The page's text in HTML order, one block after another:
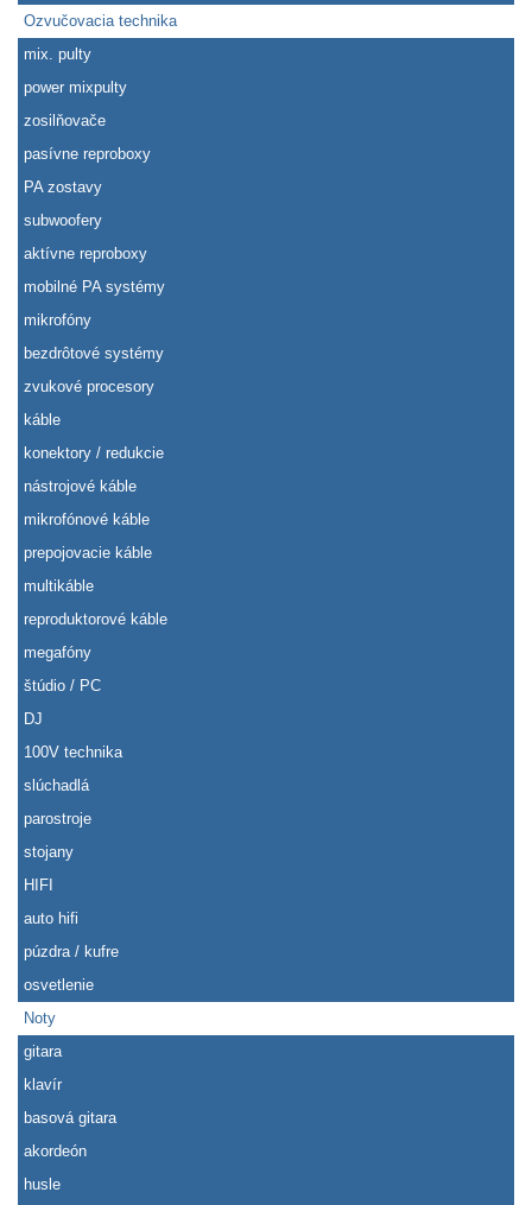
Ozvučovacia technika
mix. pulty
power mixpulty
zosilňovače
pasívne reproboxy
PA zostavy
subwoofery
aktívne reproboxy
mobilné PA systémy
mikrofóny
bezdrôtové systémy
zvukové procesory
káble
konektory / redukcie
nástrojové káble
mikrofónové káble
prepojovacie káble
multikáble
reproduktorové káble
megafóny
štúdio / PC
DJ
100V technika
slúchadlá
parostroje
stojany
HIFI
auto hifi
púzdra / kufre
osvetlenie
Noty
gitara
klavír
basová gitara
akordeón
husle